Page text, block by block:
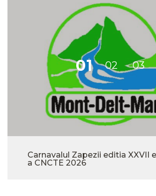
Carnavalul Zapezii editia XXVII
a CNCTE 2026